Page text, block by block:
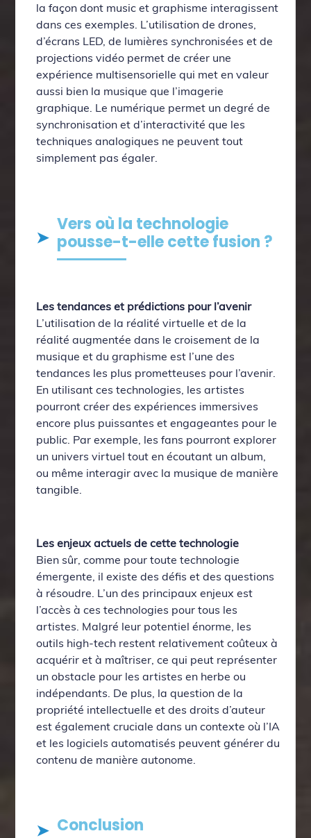
la façon dont music et graphisme interagissent
dans ces exemples. L’utilisation de drones,
d’écrans LED, de lumières synchronisées et de
projections vidéo permet de créer une
expérience multisensorielle qui met en valeur
aussi bien la musique que l’imagerie
graphique. Le numérique permet un degré de
synchronisation et d’interactivité que les
techniques analogiques ne peuvent tout
simplement pas égaler.
Vers où la technologie
pousse-t-elle cette fusion ?
Les tendances et prédictions pour l’avenir
L’utilisation de la réalité virtuelle et de la
réalité augmentée dans le croisement de la
musique et du graphisme est l’une des
tendances les plus prometteuses pour l’avenir.
En utilisant ces technologies, les artistes
pourront créer des expériences immersives
encore plus puissantes et engageantes pour le
public. Par exemple, les fans pourront explorer
un univers virtuel tout en écoutant un album,
ou même interagir avec la musique de manière
tangible.
Les enjeux actuels de cette technologie
Bien sûr, comme pour toute technologie
émergente, il existe des défis et des questions
à résoudre. L’un des principaux enjeux est
l’accès à ces technologies pour tous les
artistes. Malgré leur potentiel énorme, les
outils high-tech restent relativement coûteux à
acquérir et à maîtriser, ce qui peut représenter
un obstacle pour les artistes en herbe ou
indépendants. De plus, la question de la
propriété intellectuelle et des droits d’auteur
est également cruciale dans un contexte où l’IA
et les logiciels automatisés peuvent générer du
contenu de manière autonome.
Conclusion